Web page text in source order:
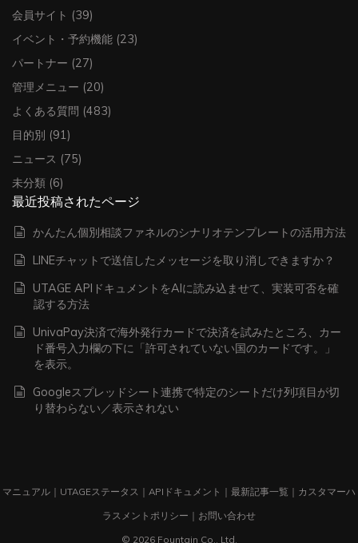
会員サイト (39)
イベント・予約機能 (23)
パートナー (27)
管理メニュー (20)
よくある質問 (483)
目的別 (91)
ニュース (75)
未分類 (6)
最近投稿されたページ
かんたん個別相談ファネルのシナリオテンプレートの活用方法
LINEチャットで送信したメッセージを取り消しできますか？
UTAGE APIドキュメントをAIに読み込ませて、実装可否を確
認する方法
UnivaPay決済で海外発行カードで決済を試みたところ、カー
ド番号入力欄の下に「許可されていない国のカードです。」
を表示。
Googleスプレッドシート連携で特定のシートだけ列項目が切
り替わらない／表示されない
マニュアル ｜ UTAGEステータス ｜ APIドキュメント ｜ 最新記事一覧 ｜ カスタマーハ
ラスメントポリシー ｜ お問い合わせ
© 2026 Fountain Co., Ltd.